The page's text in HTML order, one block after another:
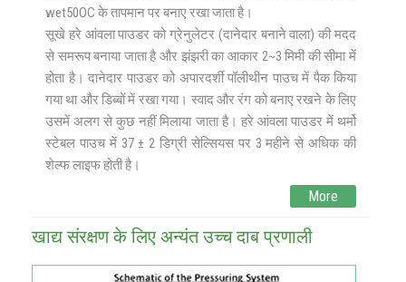
wet50OC के तापमान पर बनाए रखा जाता है।
सूखे हरे आंवला पाउडर को ग्रेनुलेटर (दानेदार बनाने वाला) की मदद
से समरूप बनाया जाता है और झंझरी का आकार 2∼3 मिमी की सीमा में
होता है। दानेदार पाउडर को अपारदर्शी पॉलीथीन पाउच में पैक किया
गया था और डिब्बों में रखा गया। स्वाद और रंग को बनाए रखने के लिए
उसमें अलग से कुछ नहीं मिलाया जाता है। हरे आंवला पाउडर में थर्मो
स्टेबल पाउच में 37 ± 2 डिग्री सेल्सियस पर 3 महीने से अधिक की
शेल्फ लाइफ होती है।
More
खाद्य संरक्षण के लिए अन्‍यंत उच्‍च दाब प्रणाली